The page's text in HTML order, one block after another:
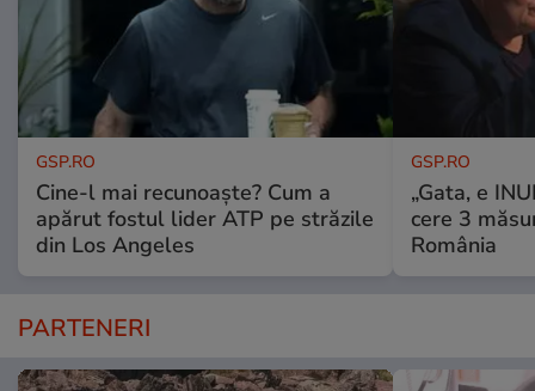
GSP.RO
Cine-l mai recunoaște? Cum a
apărut fostul lider ATP pe străzile
din Los Angeles
GSP.RO
„Gata, e
cere 3
România
PARTENERI